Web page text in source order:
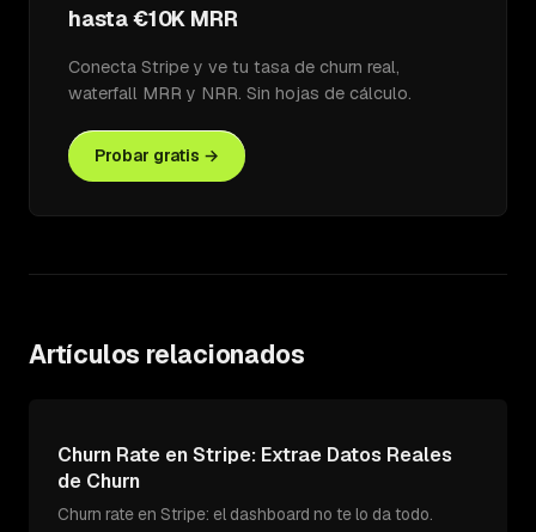
hasta €10K MRR
Conecta Stripe y ve tu tasa de churn real,
waterfall MRR y NRR. Sin hojas de cálculo.
Probar gratis →
Artículos relacionados
Churn Rate en Stripe: Extrae Datos Reales
de Churn
Churn rate en Stripe: el dashboard no te lo da todo.